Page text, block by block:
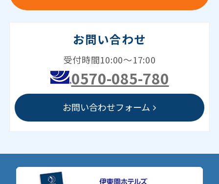
お問い合わせ
受付時間10:00～17:00
0570-085-780
お問い合わせフォーム